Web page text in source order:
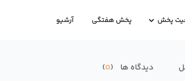
پخش پخش هفتگی آرشیو
دیدگاه ها 0